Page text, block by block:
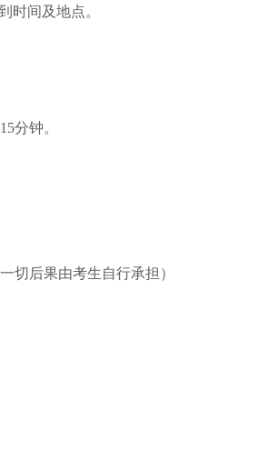
时间及地点。
15分钟。
切后果由考生自行承担）